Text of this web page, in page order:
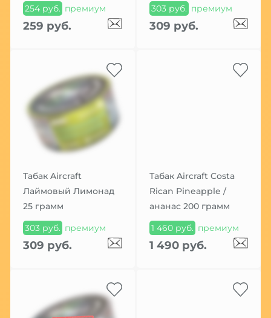
254 руб. премиум
259 руб.
303 руб. премиум
309 руб.
Табак Aircraft
Лаймовый Лимонад
25 грамм
303 руб. премиум
309 руб.
Табак Aircraft Costa
Rican Pineapple /
ананас 200 грамм
1 460 руб. премиум
1 490 руб.